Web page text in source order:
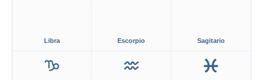
Libra Escorpio Sagitario